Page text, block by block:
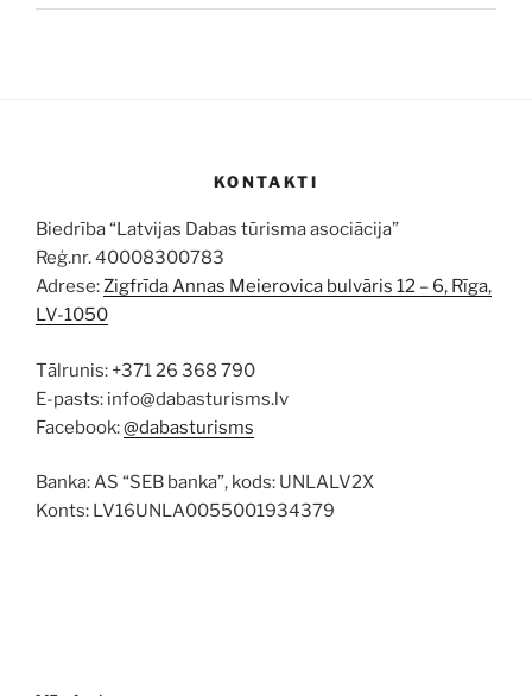
KONTAKTI
Biedrība “Latvijas Dabas tūrisma asociācija”
Reģ.nr. 40008300783
Adrese:Zigfrīda Annas Meierovica bulvāris 12 – 6, Rīga,
LV-1050
Tālrunis: +371 26 368 790
E-pasts: info@dabasturisms.lv
Facebook:@dabasturisms
Banka: AS “SEB banka”, kods: UNLALV2X
Konts: LV16UNLA0055001934379